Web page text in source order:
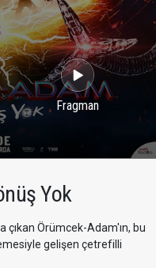
Fragman
Yok
çıkan Örümcek-Adam'ın, bu
gelişen çetrefilli